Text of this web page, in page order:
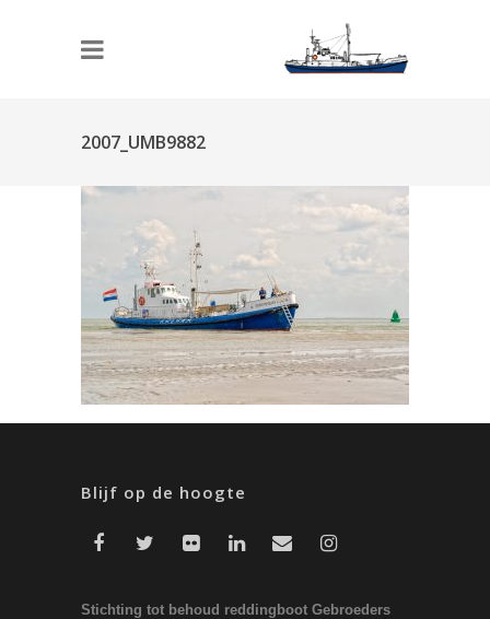
2007_UMB9882
Blijf op de hoogte
Stichting tot behoud reddingboot Gebroeders